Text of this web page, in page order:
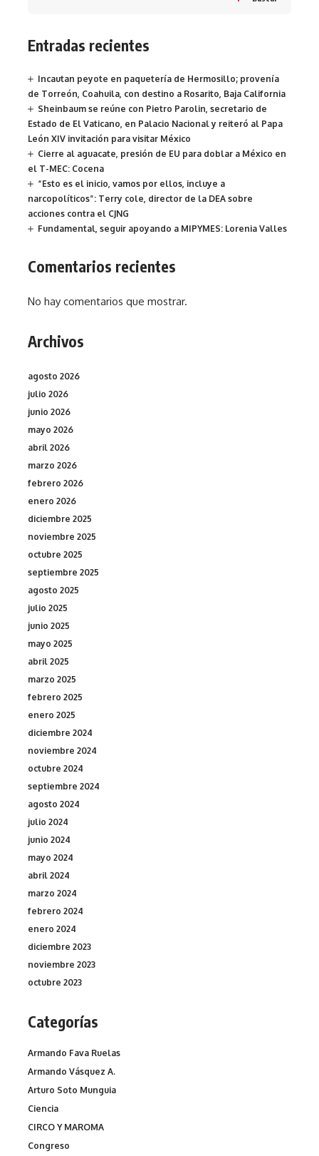
Entradas recientes
Incautan peyote en paquetería de Hermosillo; provenía
de Torreón, Coahuila, con destino a Rosarito, Baja California
Sheinbaum se reúne con Pietro Parolin, secretario de
Estado de El Vaticano, en Palacio Nacional y reiteró al Papa
León XIV invitación para visitar México
Cierre al aguacate, presión de EU para doblar a México en
el T-MEC: Cocena
“Esto es el inicio, vamos por ellos, incluye a
narcopolíticos”: Terry cole, director de la DEA sobre
acciones contra el CJNG
Fundamental, seguir apoyando a MIPYMES: Lorenia Valles
Comentarios recientes
No hay comentarios que mostrar.
Archivos
agosto 2026
julio 2026
junio 2026
mayo 2026
abril 2026
marzo 2026
febrero 2026
enero 2026
diciembre 2025
noviembre 2025
octubre 2025
septiembre 2025
agosto 2025
julio 2025
junio 2025
mayo 2025
abril 2025
marzo 2025
febrero 2025
enero 2025
diciembre 2024
noviembre 2024
octubre 2024
septiembre 2024
agosto 2024
julio 2024
junio 2024
mayo 2024
abril 2024
marzo 2024
febrero 2024
enero 2024
diciembre 2023
noviembre 2023
octubre 2023
Categorías
Armando Fava Ruelas
Armando Vásquez A.
Arturo Soto Munguia
Ciencia
CIRCO Y MAROMA
Congreso